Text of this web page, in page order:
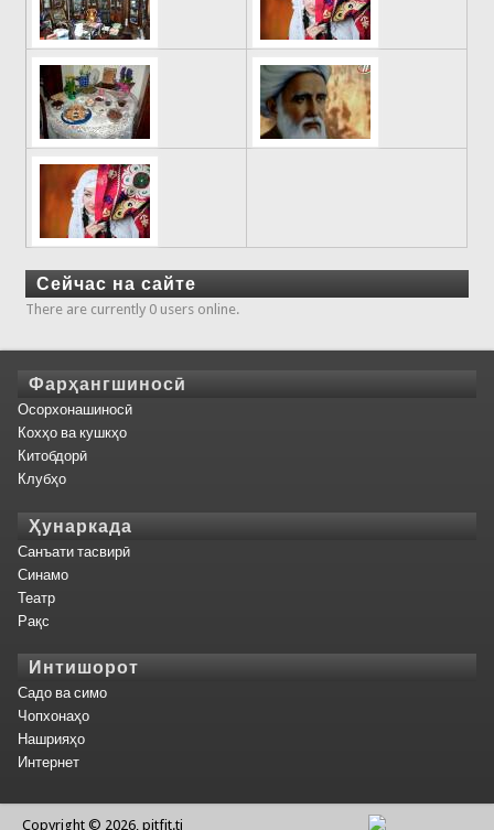
Сейчас на сайте
There are currently 0 users online.
Фарҳангшиносӣ
Осорхонашиносӣ
Кохҳо ва кушкҳо
Китобдорӣ
Клубҳо
Ҳунаркада
Санъати тасвирӣ
Синамо
Театр
Рақс
Интишорот
Садо ва симо
Чопхонаҳо
Нашрияҳо
Интернет
Copyright © 2026, pitfit.tj